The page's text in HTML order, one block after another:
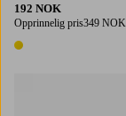
192 NOK
Opprinnelig pris349 NOK
1 farge